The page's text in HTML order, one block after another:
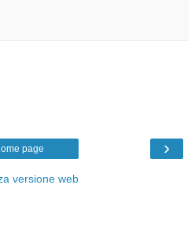
›
page
versione web